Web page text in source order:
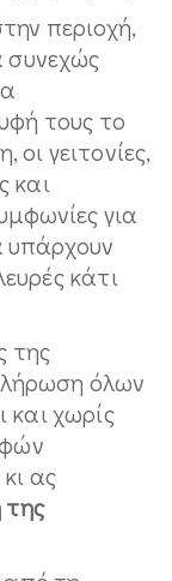
περιοχή,
συνεχώς
τους το
γειτονίες,
και
για
υπάρχουν
κάτι
της
όλων
χωρίς
ας